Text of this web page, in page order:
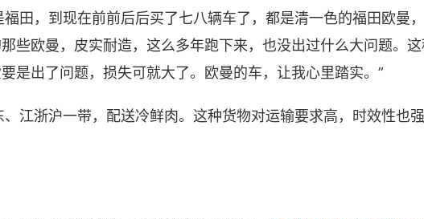
田，到现在前前后后买了七八辆车了，都是清一色的福田欧曼，
些欧曼，皮实耐造，这么多年跑下来，也没出过什么大问题。
是出了问题，损失可就大了。欧曼的车，让我心里踏实。”
江浙沪一带，配送冷鲜肉。这种货物对运输要求高，时效性也